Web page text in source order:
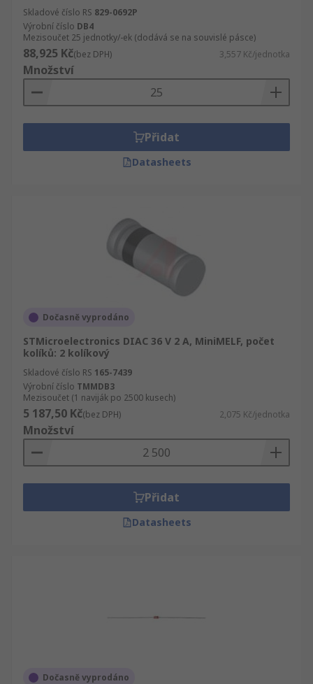
Skladové číslo RS 829-0692P
Výrobní číslo DB4
Mezisoučet 25 jednotky/-ek (dodává se na souvislé pásce)
88,925 Kč(bez DPH) 3,557 Kč/jednotka
Množství
Přidat
Datasheets
Dočasně vyprodáno
STMicroelectronics DIAC 36 V 2 A, MiniMELF, počet
kolíků: 2 kolíkový
Skladové číslo RS 165-7439
Výrobní číslo TMMDB3
Mezisoučet (1 naviják po 2500 kusech)
5 187,50 Kč(bez DPH) 2,075 Kč/jednotka
Množství
Přidat
Datasheets
Dočasně vyprodáno